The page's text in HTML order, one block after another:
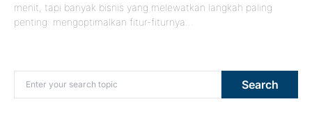
menit, tapi banyak bisnis yang melewatkan langkah paling
penting: mengoptimalkan fitur-fiturnya…
Search for: Search